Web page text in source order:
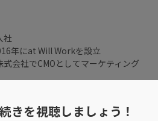
社
年にat Will Workを設立
会社でCMOとしてマーケティング
会を設立、代表理事に就任
科学省起業家教育推進大使、
投資ワーキンググループ専門委員
きを視聴しましょう！